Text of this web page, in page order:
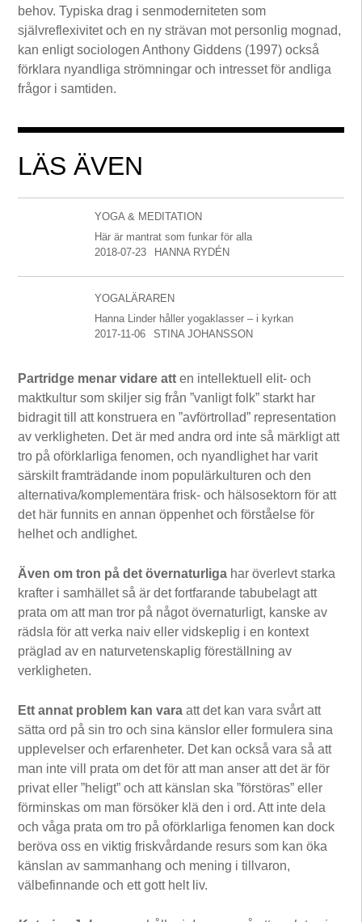
behov. Typiska drag i senmoderniteten som
självreflexivitet och en ny strävan mot personlig mognad,
kan enligt sociologen Anthony Giddens (1997) också
förklara nyandliga strömningar och intresset för andliga
frågor i samtiden.
LÄS ÄVEN
YOGA & MEDITATION
Här är mantrat som funkar för alla
2018-07-23
HANNA RYDÉN
YOGALÄRAREN
Hanna Linder håller yogaklasser – i kyrkan
2017-11-06
STINA JOHANSSON
Partridge menar vidare att en intellektuell elit- och
maktkultur som skiljer sig från ”vanligt folk” starkt har
bidragit till att konstruera en ”avförtrollad” representation
av verkligheten. Det är med andra ord inte så märkligt att
tro på oförklarliga fenomen, och nyandlighet har varit
särskilt framträdande inom populärkulturen och den
alternativa/komplementära frisk- och hälso­sektorn för att
det här funnits en annan öppenhet och förståelse för
helhet och andlighet.
Även om tron på det övernaturliga har överlevt starka
krafter i samhället så är det fortfarande tabubelagt att
prata om att man tror på något övernaturligt, kanske av
rädsla för att verka naiv eller vidskeplig i en kontext
präglad av en naturvetenskaplig föreställning av
verkligheten.
Ett annat problem kan vara att det kan vara svårt att
sätta ord på sin tro och sina känslor eller formulera sina
upplevelser och erfarenheter. Det kan också vara så att
man inte vill prata om det för att man anser att det är för
privat eller ”heligt” och att känslan ska ”förstöras” eller
förminskas om man försöker klä den i ord. Att inte dela
och våga prata om tro på oförklarliga fenomen kan dock
beröva oss en viktig friskvårdande resurs som kan öka
känslan av sammanhang och mening i tillvaron,
välbefinnande och ett gott helt liv.